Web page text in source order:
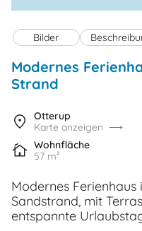
Bilder
Modernes
Strand
Otterup
Karte anzeigen
Wohnfläche
57 m²
Modernes
Sandstrand, mit
entspannte